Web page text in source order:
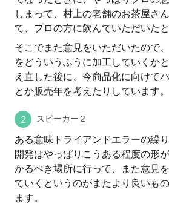
しまって、村上の老舗のお茶屋さ
て、プロの方に飲んでいただいた
そこでまた意見をいただいたので
をどういうふうに加工していくか
え直した後に、今商品化に向けて
とか販売年を考えたりしています。
スピーカー 2
ある意味トライアンドエラーの繰
開発はやっぱりこうある程度の形
かるべき場所に行って、また意見
ていくというのがまたより良いも
ます。